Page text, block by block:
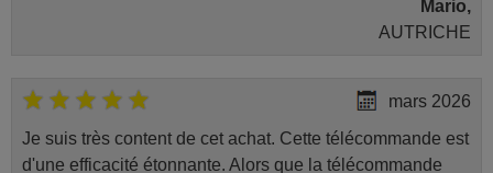
Mario,
AUTRICHE
mars 2026
Je suis très content de cet achat. Cette télécommande est
d'une efficacité étonnante. Alors que la télécommande